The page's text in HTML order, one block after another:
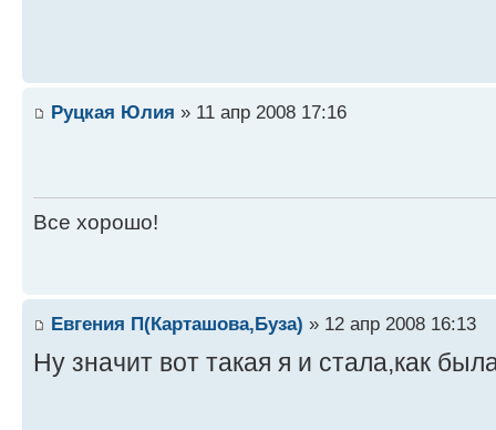
Руцкая Юлия » 11 апр 2008 17:16
Все хорошо!
Евгения П(Карташова,Буза) » 12 апр 2008 16:13
Ну значит вот такая я и стала,как